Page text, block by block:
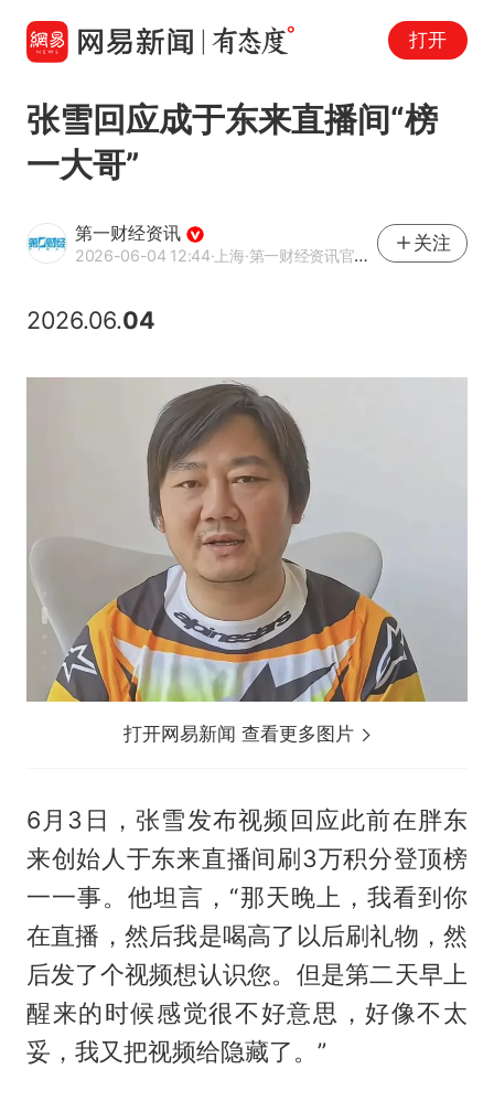
打开
张雪回应成于东来直播间“榜
一大哥”
第一财经资讯
2026-06-04 12:44·上海·第一财经资讯官方网易号
关注
2026.06.04
打开网易新闻 查看更多图片
6月3日，张雪发布视频回应此前在胖东
来创始人 于东来直播间刷3万积分登顶榜
一一事。他坦言，“那天晚上，我看到你
在直播，然后我是喝高了以后刷礼物，然
后发了个视频想认识您。但是第二天早上
醒来的时候感觉很不好意思，好像不太
妥，我又把视频给隐藏了。”